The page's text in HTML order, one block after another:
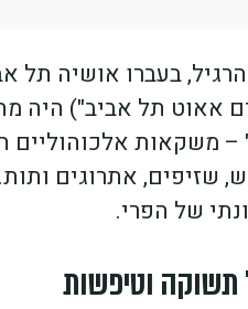
הרגיל, בעברו אושיה תל
אאוט תל אביב") היה
– משקאות אלכוהוליים
שזיפים, אתרוגים
של הפרי.
תשוקה וטיפשות